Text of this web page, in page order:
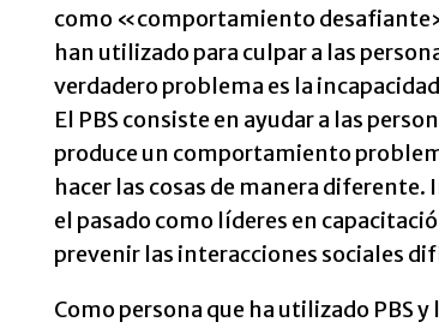
como «comportamiento
han utilizado para culpar a las
verdadero problema es la
El PBS consiste en ayudar a las
produce un comportamiento
hacer las cosas de manera diferente.
el pasado como líderes en
prevenir las interacciones sociales
Como persona que ha utilizado PBS